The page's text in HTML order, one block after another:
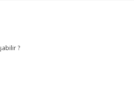
?